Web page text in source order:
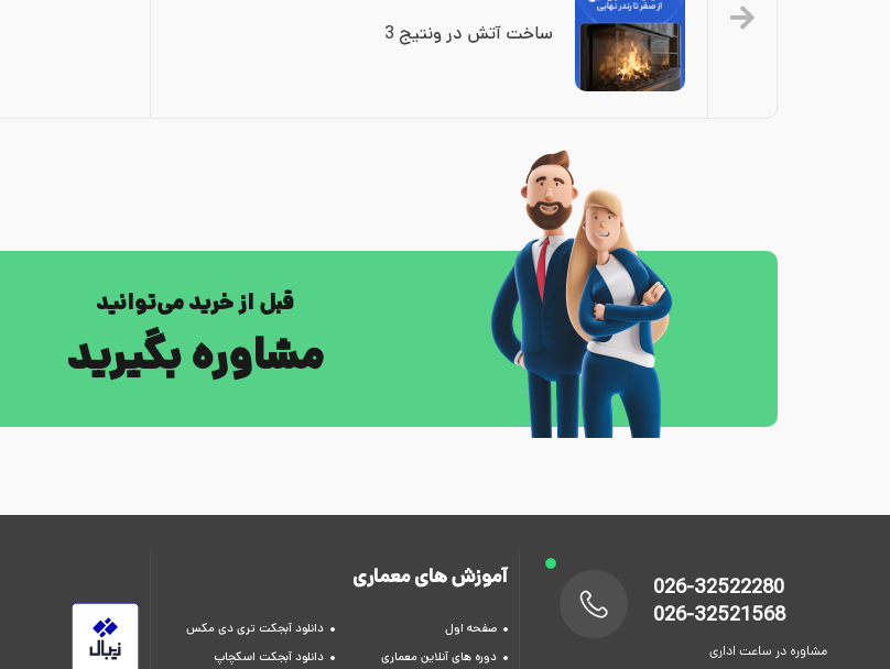
ساخت آتش در ونتیج 3
قبل از خرید می‌توانید
مشاوره بگیرید
026-32522280
026-32521568
مشاوره در ساعت اداری
آموزش های معماری
صفحه اول
دوره های آنلاین معماری
دانلود آبجکت تری دی مکس
دانلود آبجکت اسکچاپ